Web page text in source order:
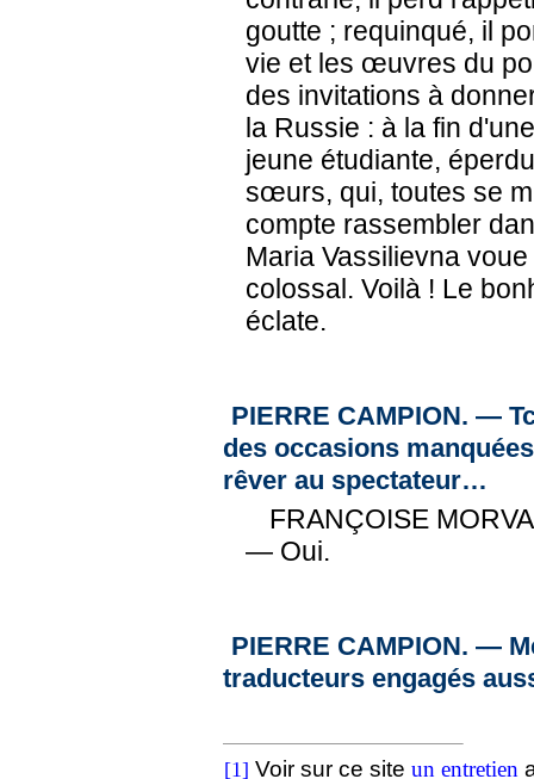
goutte ; requinqué, il
vie et les œuvres du
des invitations à
la Russie : à la fin
jeune étudiante,
sœurs, qui, toutes se
compte rassembler
Maria Vassilievna
colossal. Voilà ! Le
éclate.
PIERRE CAMPION. —
des occasions
rêver au spectateur…
FRANÇOISE
— Oui.
PIERRE CAMPION. —
traducteurs engagés
[1] Voir sur ce siteun entretien